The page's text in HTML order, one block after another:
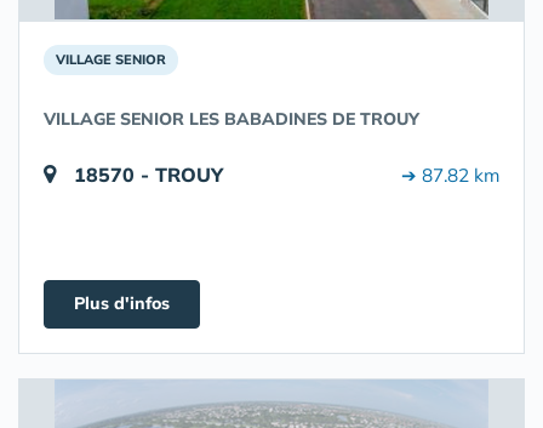
VILLAGE SENIOR
VILLAGE SENIOR LES BABADINES DE TROUY
18570 - TROUY ➔ 87.82 km
Plus d'infos